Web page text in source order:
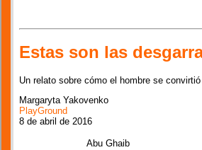
Estas son las
Un relato sobre cómo el hombre se
Margaryta Yakovenko
PlayGround
8 de abril de 2016
Abu Ghaib